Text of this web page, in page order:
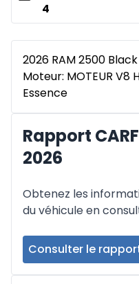
4
2026 RAM 2500
Moteur: MOTEUR V8
Essence
Rapport
2026
Obtenez les
du véhicule en
Consulter le